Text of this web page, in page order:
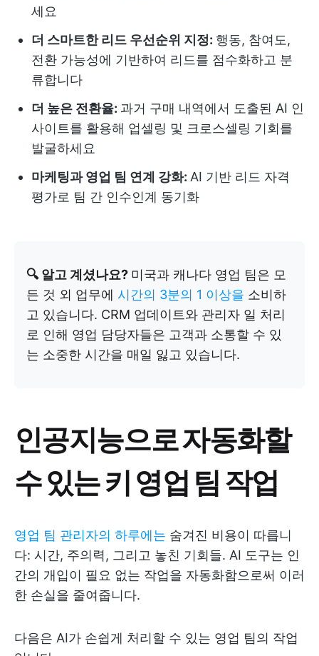
세요
더 스마트한 리드 우선순위 지정: 행동, 참여도,
전환 가능성에 기반하여 리드를 점수화하고 분
류합니다
더 높은 전환율: 과거 구매 내역에서 도출된 AI 인
사이트를 활용해 업셀링 및 크로스셀링 기회를
발굴하세요
마케팅과 영업 팀 연계 강화: AI 기반 리드 자격
평가로 팀 간 인수인계 동기화
🔍 알고 계셨나요? 미국과 캐나다 영업 팀은 모
든 것 외 업무에 시간의 3분의 1 이상을 소비하
고 있습니다. CRM 업데이트와 관리자 일 처리
로 인해 영업 담당자들은 고객과 소통할 수 있
는 소중한 시간을 매일 잃고 있습니다.
인공지능으로 자동화할
수 있는 키 영업 팀 작업
영업 팀 관리자의 하루에는 숨겨진 비용이 따릅니
다: 시간, 주의력, 그리고 놓친 기회들. AI 도구는 인
간의 개입이 필요 없는 작업을 자동화함으로써 이러
한 손실을 줄여줍니다.
다음은 AI가 손쉽게 처리할 수 있는 영업 팀의 작업